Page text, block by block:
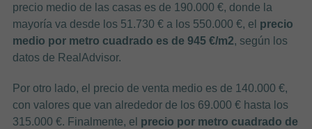
precio medio de las casas es de 190.000 €, donde la
mayoría va desde los 51.730 € a los 550.000 €, el precio
medio por metro cuadrado es de 945 €/m2, según los
datos de RealAdvisor.
Por otro lado, el precio de venta medio es de 140.000 €,
con valores que van alrededor de los 69.000 € hasta los
315.000 €. Finalmente, el precio por metro cuadrado de